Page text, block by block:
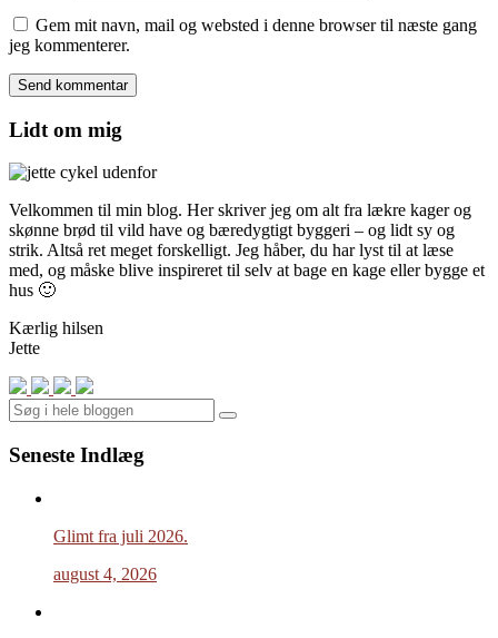
Gem mit navn, mail og websted i denne browser til næste gang
jeg kommenterer.
Lidt om mig
Velkommen til min blog. Her skriver jeg om alt fra lækre kager og
skønne brød til vild have og bæredygtigt byggeri – og lidt sy og
strik. Altså ret meget forskelligt. Jeg håber, du har lyst til at læse
med, og måske blive inspireret til selv at bage en kage eller bygge et
hus 🙂
Kærlig hilsen
Jette
Search
Seneste Indlæg
Glimt fra juli 2026.
august 4, 2026